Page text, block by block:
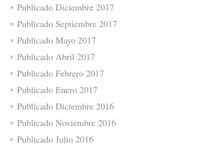
Publicado Diciembre 2017
Publicado Septiembre 2017
Publicado Mayo 2017
Publicado Abril 2017
Publicado Febrero 2017
Publicado Enero 2017
Publicado Diciembre 2016
Publicado Noviembre 2016
Publicado Julio 2016